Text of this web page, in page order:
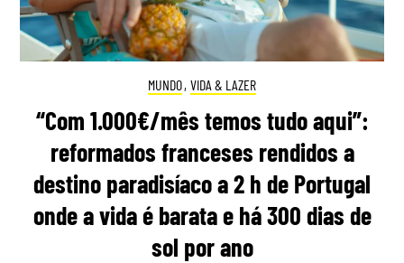
MUNDO, VIDA & LAZER
“Com 1.000€/mês temos tudo aqui”:
reformados franceses rendidos a
destino paradisíaco a 2 h de Portugal
onde a vida é barata e há 300 dias de
sol por ano